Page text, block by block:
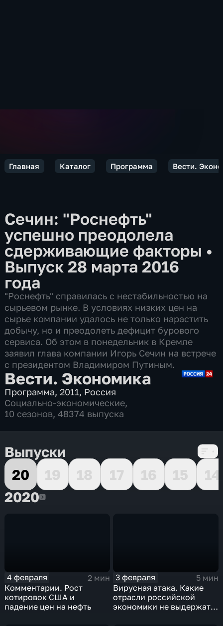
Главная Каталог Программа Вести.
Сечин: "Роснефть"
успешно преодолела
сдерживающие факторы •
Выпуск 28 марта 2016
года
"Роснефть" справилась с нестабильностью на
сырьевом рынке. В условиях низких цен на
сырье компании удалось не только нарастить
добычу, но и преодолеть дефицит бурового
сервиса. Об этом в понедельник в Кремле
заявил глава компании Игорь Сечин на встрече
с президентом Владимиром Путиным.
Вести. Экономика
Программа,2011, Россия
Социально-экономические,
10 сезонов, 48374 выпуска
Выпуски
20
19 18 17 16 15
14
20202020
4 февраля
2 мин
Комментарии. Рост
котировок США и
падение цен на нефть
3 февраля
5 мин
Вирусная атака. Какие
отрасли российской
экономики не выдержат